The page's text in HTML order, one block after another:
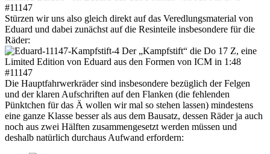
Stürzen wir uns also gleich direkt auf das Veredlungsmaterial von
Eduard und dabei zunächst auf die Resinteile insbesondere für die
Räder:
Die Hauptfahrwerkräder sind insbesondere bezüglich der Felgen
und der klaren Aufschriften auf den Flanken (die fehlenden
Pünktchen für das Ä wollen wir mal so stehen lassen) mindestens
eine ganze Klasse besser als aus dem Bausatz, dessen Räder ja auch
noch aus zwei Hälften zusammengesetzt werden müssen und
deshalb natürlich durchaus Aufwand erfordern: